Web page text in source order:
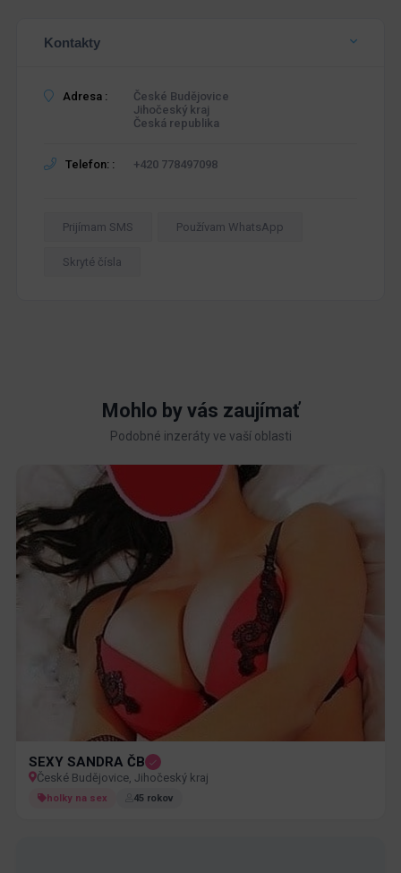
Kontakty
Adresa :
České Budějovice
Jihočeský kraj
Česká republika
Telefon: : +420 778497098
Prijímam SMS Používam WhatsApp
Skryté čísla
Mohlo by vás zaujímať
Podobné inzeráty ve vaší oblasti
SEXY SANDRA ČB
České Budějovice, Jihočeský kraj
holky na sex 45 rokov